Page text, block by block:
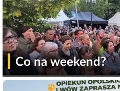
Co na weekend?